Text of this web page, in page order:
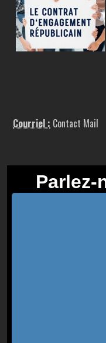
Courriel : Contact Mail